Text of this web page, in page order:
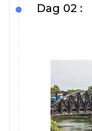
Dag 02 :